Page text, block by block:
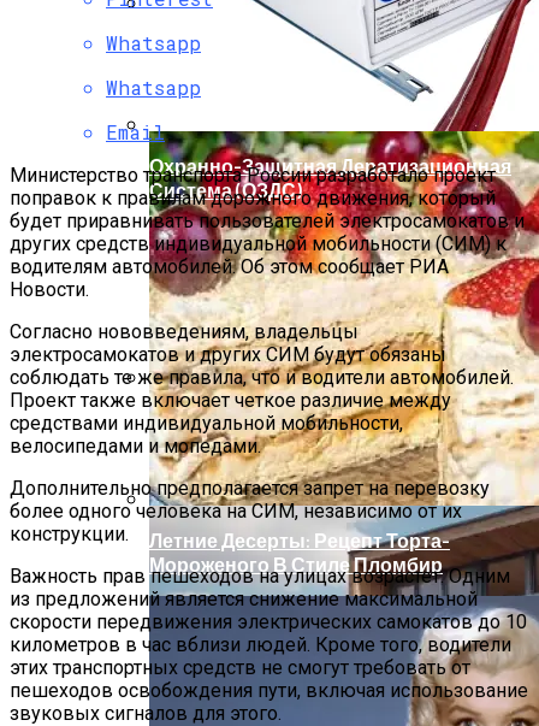
Как Правильно Выбрать Дом Для
Северной Стороны Участка
Мода Для Бизнес-Леди: Как Совмещать
Стиль И Предпринимательство
Летние Десерты: Рецепт Торта-
Мороженого В Стиле Пломбир
Охранно-Защитная Дератизационная
Система (ОЗДС)
Whatsapp
Whatsapp
Email
Министерство транспорта России разработало проект
поправок к правилам дорожного движения, который
будет приравнивать пользователей электросамокатов и
других средств индивидуальной мобильности (СИМ) к
водителям автомобилей. Об этом сообщает РИА
Новости.
Согласно нововведениям, владельцы
электросамокатов и других СИМ будут обязаны
соблюдать те же правила, что и водители автомобилей.
Проект также включает четкое различие между
средствами индивидуальной мобильности,
велосипедами и мопедами.
Дополнительно предполагается запрет на перевозку
более одного человека на СИМ, независимо от их
конструкции.
Важность прав пешеходов на улицах возрастет. Одним
из предложений является снижение максимальной
скорости передвижения электрических самокатов до 10
километров в час вблизи людей. Кроме того, водители
этих транспортных средств не смогут требовать от
пешеходов освобождения пути, включая использование
звуковых сигналов для этого.